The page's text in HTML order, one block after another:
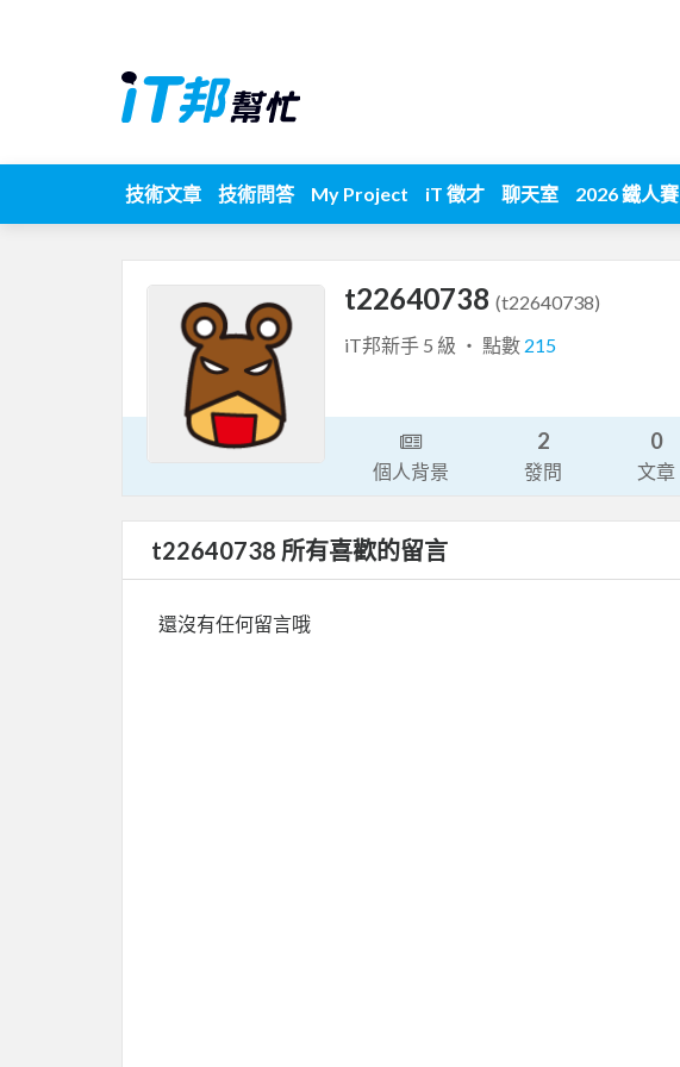
技術文章 技術問答 My Project iT 徵才 聊天室 2026 鐵人賽
t22640738 (t22640738)
iT邦新手 5 級 ‧ 點數 215
個人背景
2
發問
0
文章
t22640738 所有喜歡的留言
還沒有任何留言哦